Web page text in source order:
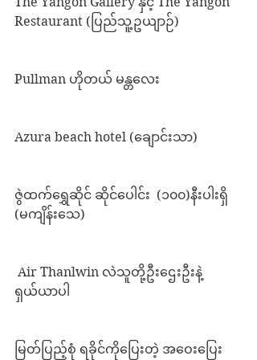
Restaurant (ပြည်သူ့ဥယျာဉ်)
Pullman ဟိုတယ် မန္တလေး
Azura beach hotel (ချောင်းသာ)
ဇွဲထက်ရွှေဆိုင် ဆိုင်ပေါင်း  (၁၀၀)နီးပါးရှိ
(မကျိန်းသေ)
ရှယ်ယာပါ
မြတ်ပြည့်စုံ ရခိုင်ကိုပြေးတဲ့ အဝေးပြေး